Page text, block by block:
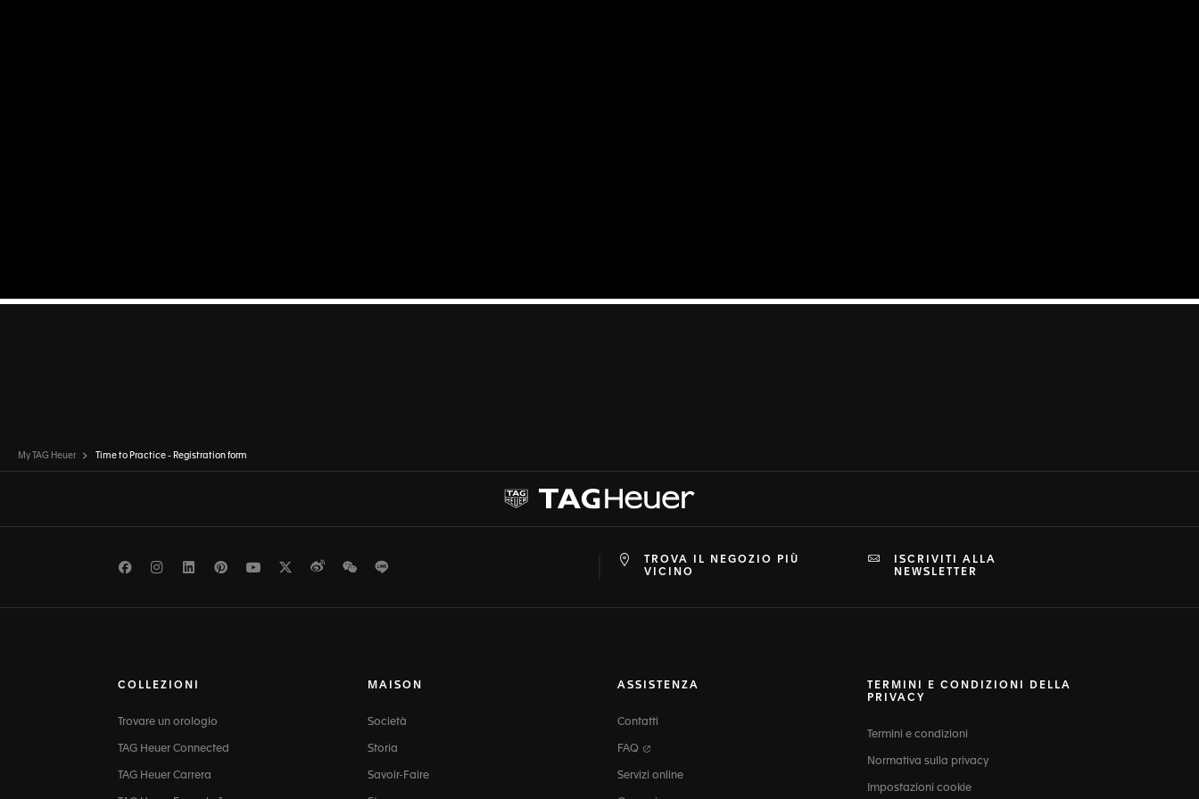
My TAG Heuer Time to Practice - Registration form
FacebookInstagramLinkedInPinterest
Youtube
TwitterWeiboWeChat
TROVA IL NEGOZIO PIÙ
VICINO
ISCRIVITI ALLA
NEWSLETTER
COLLEZIONI
Trovare un orologio
TAG Heuer Connected
TAG Heuer Carrera
MAISON
Società
Storia
Savoir-Faire
ASSISTENZA
Contatti
FAQ
Servizi online
TERMINI E CONDIZIONI DELLA
PRIVACY
Termini e condizioni
Normativa sulla privacy
Impostazioni cookie